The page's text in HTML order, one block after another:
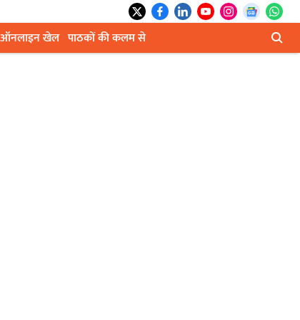
ऑनलाइन खेल पाठकों की कलम से